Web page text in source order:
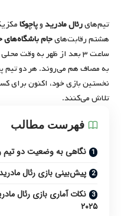
تیم‌هایرئال مادریدوپاچوکا
هشتم رقابت‌هایجام باشگاه‌های
ساعت ۳ بعد از ظهر به وقت
به مصاف هم می‌روند. هر دو تیم
نخستین بازی خود، اکنون برای
تلاش می‌کنند.
فهرست مطالب
نگاهی به وضعیت دو تیم
پیش‌بینی بازی رئال
نکات آماری بازی رئال
۲۰۲۵